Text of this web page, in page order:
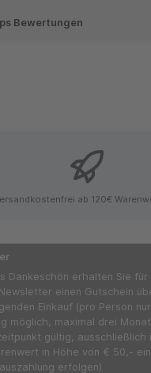
Bewertungen
ab 120€
Dankeschön erhalten Sie für
einen Gutschein
Einkauf (pro Person
möglich, maximal drei
gültig, ausschließlich
in Höhe von € 50,-
erfolgen)